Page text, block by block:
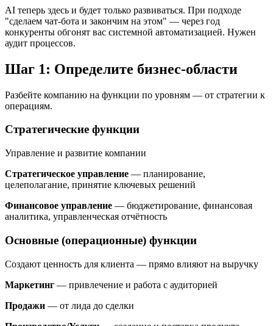
AI теперь здесь и будет только развиваться. При подходе
"сделаем чат-бота и закончим на этом" — через год
конкуренты обгонят вас системной автоматизацией. Нужен
аудит процессов.
Шаг 1: Определите бизнес-области
Разбейте компанию на функции по уровням — от стратегии к
операциям.
Стратегические функции
Управление и развитие компании
Стратегическое управление — планирование,
целеполагание, принятие ключевых решений
Финансовое управление — бюджетирование, финансовая
аналитика, управленческая отчётность
Основные (операционные) функции
Создают ценность для клиента — прямо влияют на выручку
Маркетинг — привлечение и работа с аудиторией
Продажи — от лида до сделки